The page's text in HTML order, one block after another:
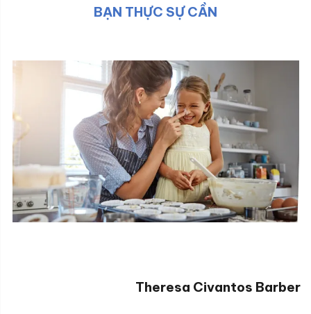
BẠN THỰC SỰ CẦN
Theresa Civantos Barber